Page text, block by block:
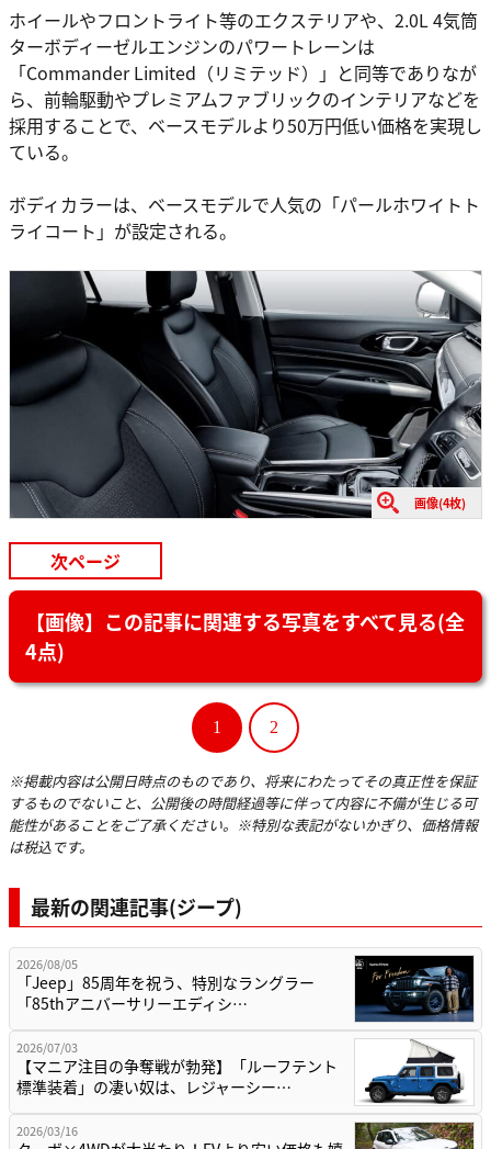
ホイールやフロントライト等のエクステリアや、2.0L 4気筒
ターボディーゼルエンジンのパワートレーンは
「Commander Limited（リミテッド）」と同等でありなが
ら、前輪駆動やプレミアムファブリックのインテリアなどを
採用することで、ベースモデルより50万円低い価格を実現し
ている。
ボディカラーは、ベースモデルで人気の「パールホワイトト
ライコート」が設定される。
画像(4枚)
次ページ
【画像】この記事に関連する写真をすべて見る(全
4点)
1 2
※掲載内容は公開日時点のものであり、将来にわたってその真正性を保証
するものでないこと、公開後の時間経過等に伴って内容に不備が生じる可
能性があることをご了承ください。※特別な表記がないかぎり、価格情報
は税込です。
最新の関連記事(ジープ)
2026/08/05
「Jeep」85周年を祝う、特別なラングラー
「85thアニバーサリーエディシ…
2026/07/03
【マニア注目の争奪戦が勃発】「ルーフテント
標準装着」の凄い奴は、レジャーシー…
2026/03/16